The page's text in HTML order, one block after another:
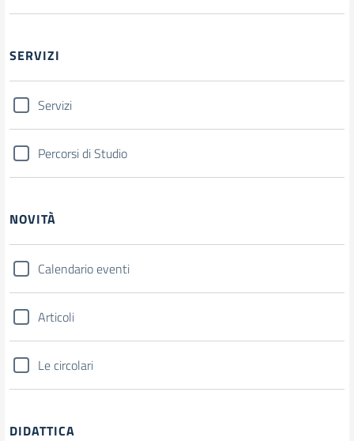
SERVIZI
Servizi
Percorsi di Studio
NOVITÀ
Calendario eventi
Articoli
Le circolari
DIDATTICA